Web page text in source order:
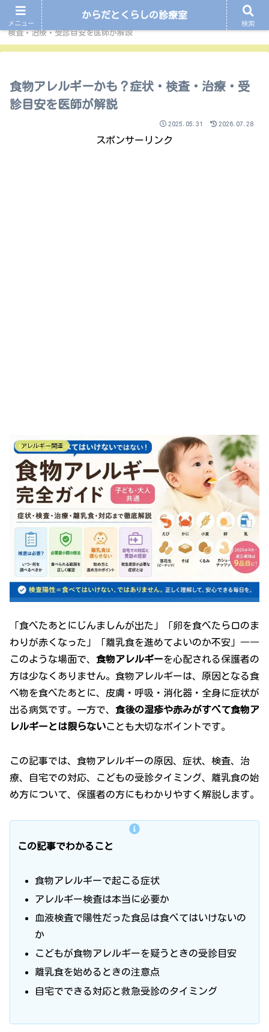
ホーム アレルギー関連
食物アレルギーかも？症状・
検査・治療・受診目安を医師が解説
食物アレルギーかも？症状・検査・治療・受
診目安を医師が解説
2025.05.31 2026.07.28
スポンサーリンク
アレルギー関連
「食べたあとにじんましんが出た」「卵を食べたら口のま
わりが赤くなった」「離乳食を進めてよいのか不安」――
このような場面で、 食物アレルギーを心配される保護者の
方は少なくありません。食物アレルギーは、原因となる食
べ物を食べたあとに、皮膚・呼吸・消化器・全身に症状が
出る病気です。一方で、 食後の湿疹や赤みがすべて食物ア
レルギーとは限らないことも大切なポイントです。
この記事では、食物アレルギーの原因、症状、検査、治
療、自宅での対応、こどもの受診タイミング、離乳食の始
め方について、保護者の方にもわかりやすく解説します。
この記事でわかること
食物アレルギーで起こる症状
アレルギー検査は本当に必要か
血液検査で陽性だった食品は食べてはいけないの
か
こどもが食物アレルギーを疑うときの受診目安
離乳食を始めるときの注意点
自宅でできる対応と救急受診のタイミング
メニュー
からだとくらしの診療室
検索